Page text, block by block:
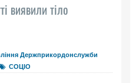
виявили тіло
Держприкордонслужби
СОЦІО